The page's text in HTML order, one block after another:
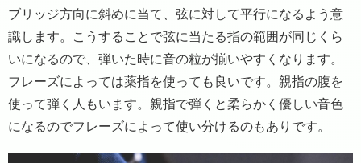
ブリッジ方向に斜めに当て、弦に対して平行になるよう意
識します。こうすることで弦に当たる指の範囲が同じくら
いになるので、弾いた時に音の粒が揃いやすくなります。
フレーズによっては薬指を使っても良いです。親指の腹を
使って弾く人もいます。親指で弾くと柔らかく優しい音色
になるのでフレーズによって使い分けるのもありです。